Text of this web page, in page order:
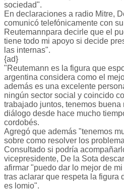
sociedad".
En declaraciones a radio Mitre,
comunicó telefónicamente con
Reutemannpara decirle que el
tiene todo mi apoyo si decide
las internas".
{ad}
"Reutemann es la figura que
argentina considera como el
además es una excelente
ningún sector social y coincido
trabajado juntos, tenemos buena
diálogo desde hace mucho
cordobés.
Agregó que además "tenemos
sobre como resolver los
Consultado si podría
vicepresidente, De la Sota
afirmar "puedo dar lo mejor de
tras aclarar que respeta la figura
es lomio".